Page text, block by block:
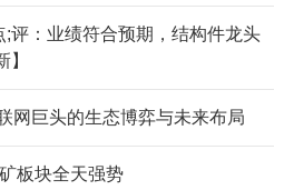
;评：业绩符合预期，结构件龙头
网巨头的生态博弈与未来布局
板块全天强势